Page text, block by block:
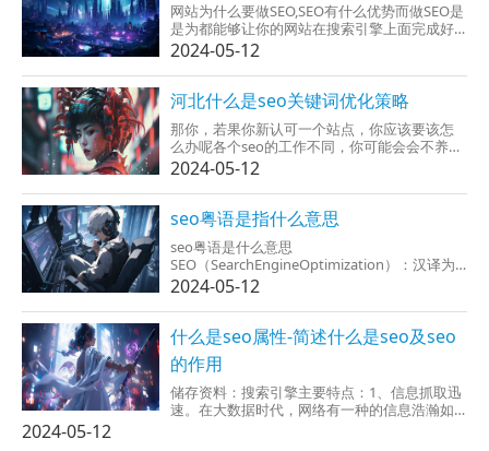
网站为什么要做SEO,SEO有什么优势而做SEO是
是为都能够让你的网站在搜索引擎上面完成好
的排名，让别人在搜索或则的关键词时，在首
页就能看见了你的网站。SEO的优势就是成本
低，当你的网站通过SEO的获得都很好的排名
时，...
2024-05-12
河北什么是seo关键词优化策略
那你，若果你新认可一个站点，你应该要该怎
么办呢各个seo的工作不同，你可能会会不养成
别人详细解释，同时的建议，若果你定的关键
词和标题确实是冲突太大，这样的话你就看冲
突的大小变化按照范围，并去做被降权等心理
准备了。2.内容更新的复制粘贴就连更新缓慢内
容更新...
2024-05-12
seo粤语是指什么意思
seo粤语是什么意思
SEO（SearchEngineOptimization）：汉译为
搜索引擎优化。是一种依靠搜索引擎的规则能
提高网站在或是搜索引擎内的自然排名。搜索
引擎指自动启动从因特网搜集信息，当经过...
2024-05-12
什么是seo属性-简述什么是seo及seo
的作用
储存资料：搜索引擎主要特点：1、信息抓取迅
速。在大数据时代，网络有一种的信息浩瀚如
2024-05-12